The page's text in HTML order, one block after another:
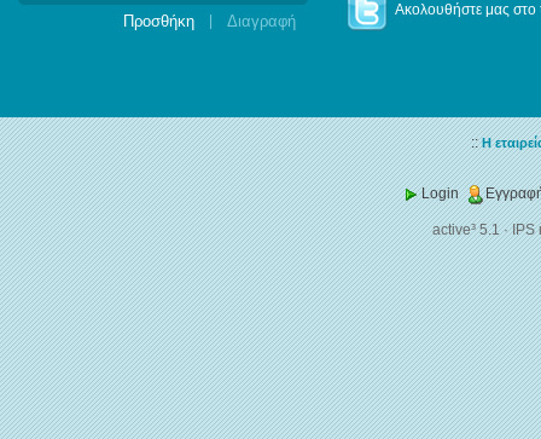
Ακολουθήστε μας στο
::Η
Login
active³ 5.1·IPS